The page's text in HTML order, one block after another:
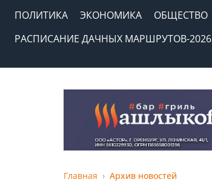
ПОЛИТИКА
ЭКОНОМИКА ОБЩЕСТВО
РАСПИСАНИЕ ДАЧНЫХ МАРШРУТОВ-2026
Главная Архив новостей